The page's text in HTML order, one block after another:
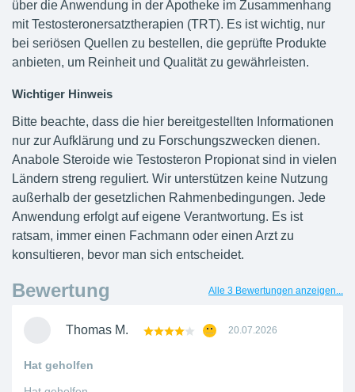
über die Anwendung in der Apotheke im Zusammenhang
mit Testosteronersatztherapien (TRT). Es ist wichtig, nur
bei seriösen Quellen zu bestellen, die geprüfte Produkte
anbieten, um Reinheit und Qualität zu gewährleisten.
Wichtiger Hinweis
Bitte beachte, dass die hier bereitgestellten Informationen
nur zur Aufklärung und zu Forschungszwecken dienen.
Anabole Steroide wie Testosteron Propionat sind in vielen
Ländern streng reguliert. Wir unterstützen keine Nutzung
außerhalb der gesetzlichen Rahmenbedingungen. Jede
Anwendung erfolgt auf eigene Verantwortung. Es ist
ratsam, immer einen Fachmann oder einen Arzt zu
konsultieren, bevor man sich entscheidet.
Alle 3 Bewertungen anzeigen...
Bewertung
Thomas M. 20.07.2026
Hat geholfen